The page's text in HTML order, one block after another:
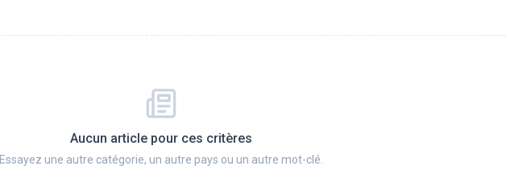
Aucun article pour ces critères
Essayez une autre catégorie, un autre pays ou un autre mot-clé.